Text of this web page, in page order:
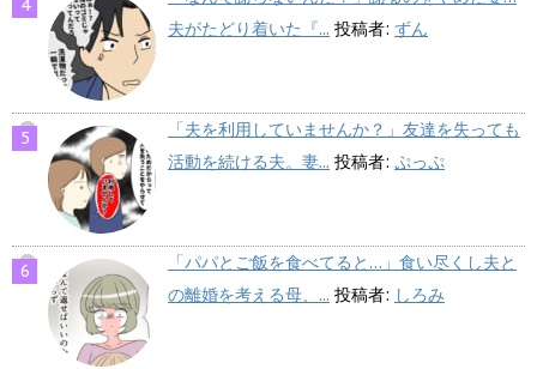
夫がたどり着いた『... 投稿者: ずん
「夫を利用していませんか？」友達を失っても
活動を続ける夫。妻... 投稿者: ぷっぷ
「パパとご飯を食べてると…」食い尽くし夫と
の離婚を考える母、... 投稿者: しろみ